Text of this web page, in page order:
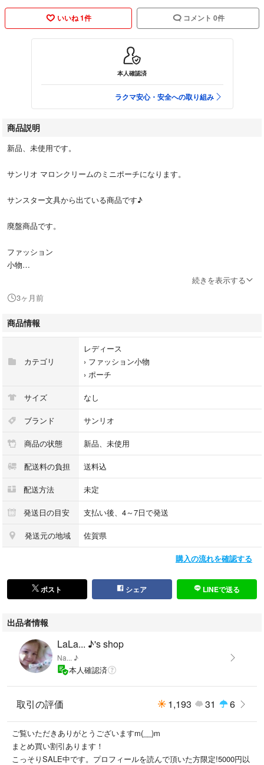
いいね 1件 コメント 0件
本人確認済
ラクマ安心・安全への取り組み
商品説明
新品、未使用です。
サンリオ マロンクリームのミニポーチになります。
サンスター文具から出ている商品です♪
廃盤商品です。
ファッション
小物
レトロ
続きを表示する
3ヶ月前
商品情報
カテゴリ
レディース
› ファッション小物
› ポーチ
サイズ なし
ブランド サンリオ
商品の状態 新品、未使用
配送料の負担 送料込
配送方法 未定
発送日の目安 支払い後、4～7日で発送
発送元の地域 佐賀県
購入の流れを確認する
ポスト シェア LINEで送る
出品者情報
LaLa... ♪'s shop
Na... ♪
本人確認済
取引の評価 1,193 31 6
ご覧いただきありがとうございますm(__)m
まとめ買い割引あります！
こっそりSALE中です。プロフィールを読んで頂いた方限定!5000円以